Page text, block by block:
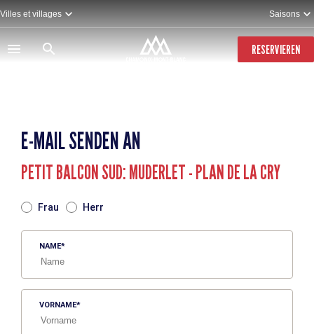
Direkt
zum
Inhalt
Villes et villages Saisons
RESERVIEREN
E-MAIL SENDEN AN
PETIT BALCON SUD: MUDERLET - PLAN DE LA CRY
Frau Herr
NAME
VORNAME